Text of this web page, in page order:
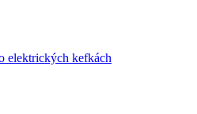
elektrických kefkách